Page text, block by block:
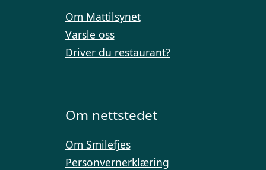
Om Mattilsynet
Varsle oss
Driver du restaurant?
Om nettstedet
Om Smilefjes
Personvernerklæring